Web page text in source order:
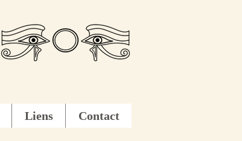
Liens Contact